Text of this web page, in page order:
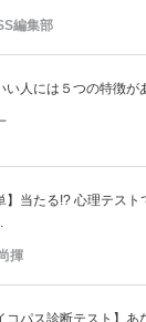
編集部
い人には５つの特徴が
】当たる!? 心理テス
揮
コパス診断テスト】